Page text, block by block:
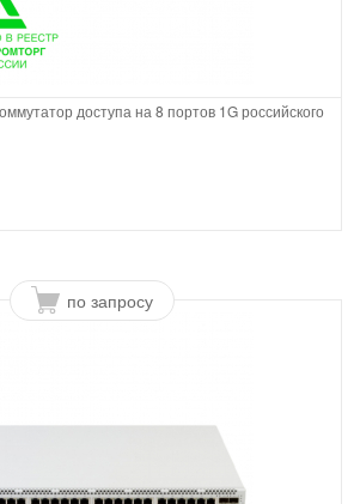
доступа на 8 портов 1G российского
по запросу